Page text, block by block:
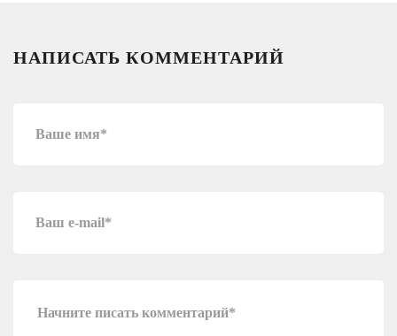
НАПИСАТЬ КОММЕНТАРИЙ